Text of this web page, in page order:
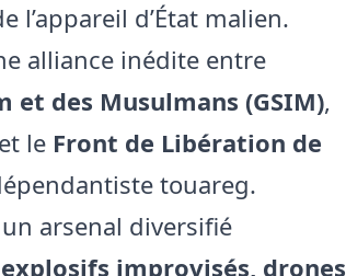
d’État malien.
alliance inédite entre
et des Musulmans (GSIM),
le Front de Libération de
touareg.
arsenal diversifié
improvisés, drones